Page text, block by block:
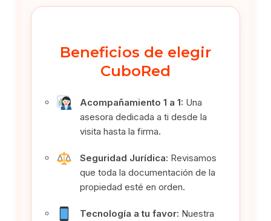
Beneficios de elegir
CuboRed
Acompañamiento 1 a 1: Una
asesora dedicada a ti desde la
visita hasta la firma.
Seguridad Jurídica: Revisamos
que toda la documentación de la
propiedad esté en orden.
Tecnología a tu favor: Nuestra